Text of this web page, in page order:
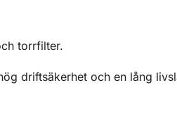
torrfilter.
driftsäkerhet och en lång